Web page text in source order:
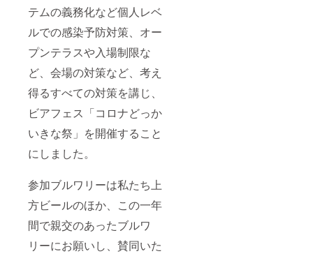
テムの義務化など個人レベ
ルでの感染予防対策、オー
プンテラスや入場制限な
ど、会場の対策など、考え
得るすべての対策を講じ、
ビアフェス「コロナどっか
いきな祭」を開催すること
にしました。
参加ブルワリーは私たち上
方ビールのほか、この一年
間で親交のあったブルワ
リーにお願いし、賛同いた